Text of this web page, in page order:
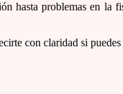
hasta problemas en la
con claridad si